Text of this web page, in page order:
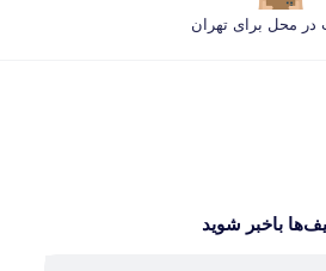
در محل برای تهران
با‌خبر شوید